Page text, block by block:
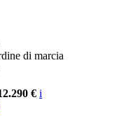
di marcia
€ i